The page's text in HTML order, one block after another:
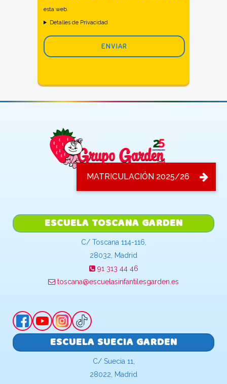
esta web.
Detalles de Privacidad
ESCUELA TOSCANA GARDEN
C/ Toscana 114-116,
28032, Madrid
91 313 44 46
toscana@escuelasinfantilesgarden.es
ESCUELA SUECIA GARDEN
C/ Suecia 11,
28022, Madrid